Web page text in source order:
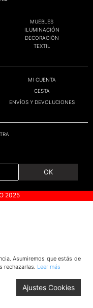
MUEBLES
ILUMINACIÓN
DECORACIÓN
TEXTIL
MI CUENTA
CESTA
ENVÍOS Y DEVOLUCIONES
OK
2025
Asumiremos que estás de
rechazarlas. Leer más
Ajustes Cookies